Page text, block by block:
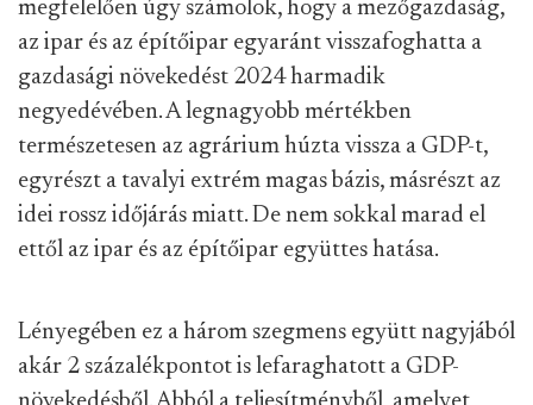
megfelelően úgy számolok, hogy a mezőgazdaság,
az ipar és az építőipar egyaránt visszafoghatta a
gazdasági növekedést 2024 harmadik
negyedévében. A legnagyobb mértékben
természetesen az agrárium húzta vissza a GDP-t,
egyrészt a tavalyi extrém magas bázis, másrészt az
idei rossz időjárás miatt. De nem sokkal marad el
ettől az ipar és az építőipar együttes hatása.
Lényegében ez a három szegmens együtt nagyjából
akár 2 százalékpontot is lefaraghatott a GDP-